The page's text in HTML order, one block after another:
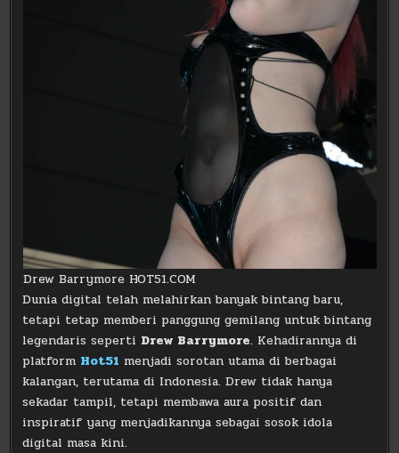
Drew Barrymore HOT51.COM
Dunia digital telah melahirkan banyak bintang baru,
tetapi tetap memberi panggung gemilang untuk bintang
legendaris seperti Drew Barrymore. Kehadirannya di
platform Hot51 menjadi sorotan utama di berbagai
kalangan, terutama di Indonesia. Drew tidak hanya
sekadar tampil, tetapi membawa aura positif dan
inspiratif yang menjadikannya sebagai sosok idola
digital masa kini.